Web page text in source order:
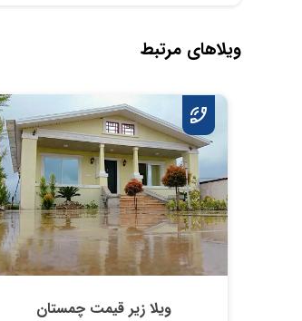
ویلاهای مرتبط
ویلا زیر قیمت چمستان